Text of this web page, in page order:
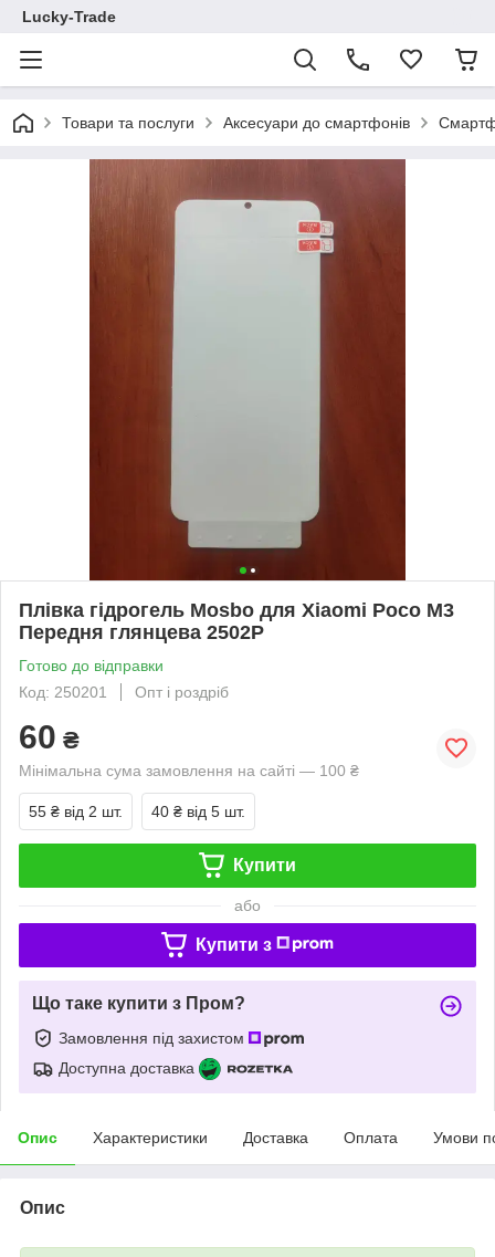
Lucky-Trade
Товари та послуги Аксесуари до смартфонів
Плівка гідрогель Mosbo для Xiaomi Poco M3
Передня глянцева 2502P
Готово до відправки
Код: 250201
Опт і роздріб
60 ₴
Мінімальна сума замовлення на сайті — 100 ₴
55 ₴ від 2 шт. 40 ₴ від 5 шт.
Купити
або
Купити з
Що таке купити з Пром?
Замовлення під захистом
Доступна доставка
Опис Характеристики Доставка Оплата Умови
Опис